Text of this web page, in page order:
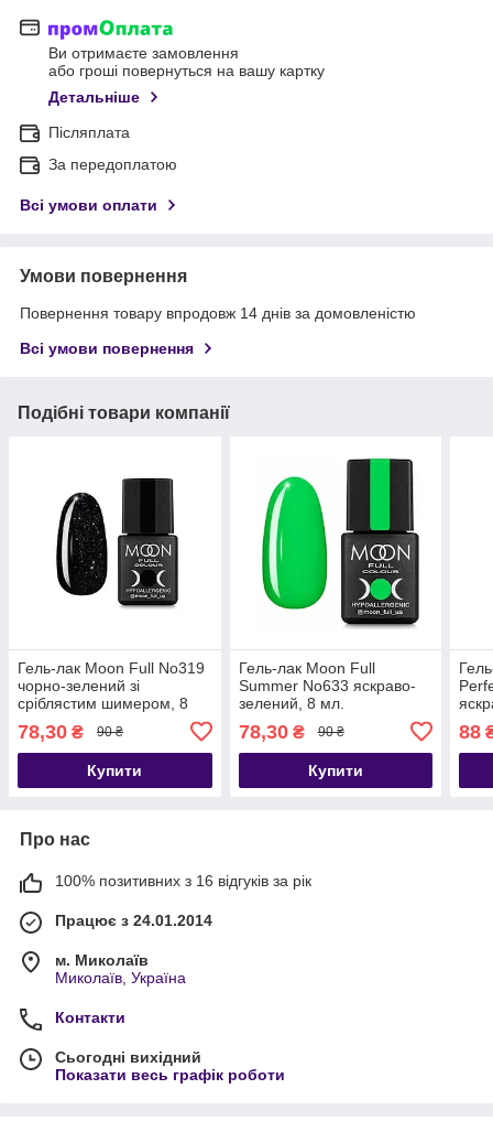
Ви отримаєте замовлення
або гроші повернуться на вашу картку
Детальніше
Післяплата
За передоплатою
Всі умови оплати
Умови повернення
Повернення товару впродовж 14 днів за домовленістю
Всі умови повернення
Подібні товари компанії
Гель-лак Moon Full No319
чорно-зелений зі
сріблястим шимером, 8
78,30 ₴ 90 ₴
Купити
Гель-лак Moon Full
Summer No633 яскраво-
зелений, 8 мл.
78,30₴ 90 ₴
Купити
88
Про нас
100% позитивних з 16 відгуків за рік
Працює з 24.01.2014
м. Миколаїв
Миколаїв, Україна
Контакти
Сьогодні вихідний
Показати весь графік роботи